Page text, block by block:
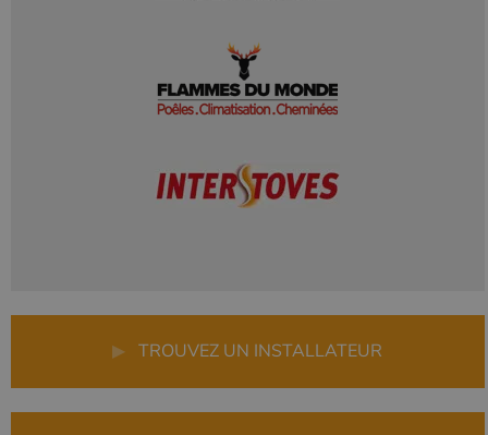
▶ TROUVEZ UN INSTALLATEUR